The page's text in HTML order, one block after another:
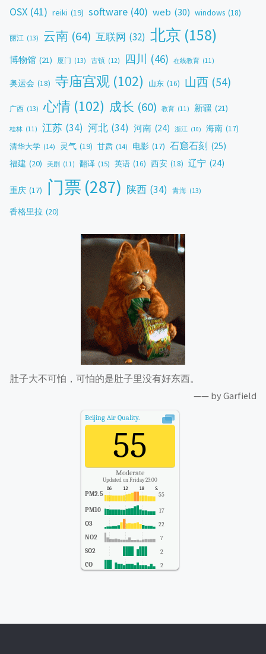
OSX (41) reiki (19) software (40) web (30) windows (18)
丽江 (13) 云南 (64) 互联网 (32) 北京 (158)
博物馆 (21) 厦门 (13) 古镇 (12) 四川 (46) 在线教育 (11)
奥运会 (18) 寺庙宫观 (102) 山东 (16) 山西 (54)
广西 (13) 心情 (102) 成长 (60) 教育 (11) 新疆 (21)
桂林 (11) 江苏 (34) 河北 (34) 河南 (24) 浙江 (10) 海南 (17)
清华大学 (14) 灵气 (19) 甘肃 (14) 电影 (17) 石窟石刻 (25)
福建 (20) 美剧 (11) 翻译 (15) 英语 (16) 西安 (18) 辽宁 (24)
重庆 (17) 门票 (287) 陕西 (34) 青海 (13)
香格里拉 (20)
肚子大不可怕，可怕的是肚子里没有好东西。
—— by Garfield
Beijing Air Quality.
55
Moderate
Updated on Friday 23:00
PM2.5 55
PM10 17
O3 22
NO2 7
SO2 2
CO 2